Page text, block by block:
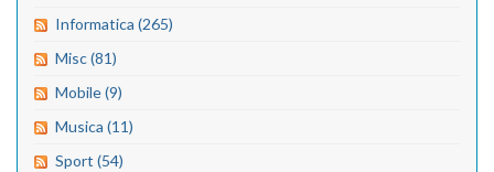
Informatica (265)
Misc (81)
Mobile (9)
Musica (11)
Sport (54)